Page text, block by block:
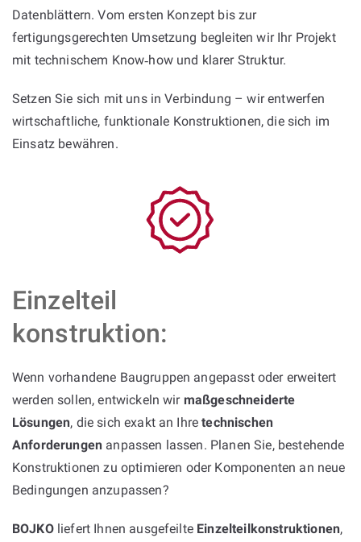
Datenblättern. Vom ersten Konzept bis zur
fertigungsgerechten Umsetzung begleiten wir Ihr Projekt
mit technischem Know‑how und klarer Struktur.
Setzen Sie sich mit uns in Verbindung – wir entwerfen
wirtschaftliche, funktionale Konstruktionen, die sich im
Einsatz bewähren.
Einzelteil
konstruktion:
Wenn vorhandene Baugruppen angepasst oder erweitert
werden sollen, entwickeln wir maßgeschneiderte
Lösungen, die sich exakt an Ihretechnischen
Anforderungen anpassen lassen. Planen Sie, bestehende
Konstruktionen zu optimieren oder Komponenten an neue
Bedingungen anzupassen?
BOJKOliefert Ihnen ausgefeilte Einzelteilkonstruktionen,